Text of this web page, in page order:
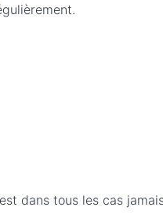
dans tous les cas